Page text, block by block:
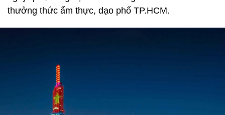
thưởng thức ẩm thực, dạo phố TP.HCM.